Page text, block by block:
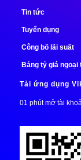
Tin tức
Tuyển dụng
Công bố lãi suất
Bảng tỷ giá ngoại
Tải ứng dụng
01 phút mở tài